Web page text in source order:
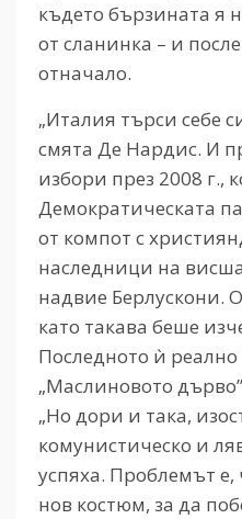
където бързината я
от сланинка – и
отначало.
„Италия търси себе
смята Де Нардис. И
избори през 2008 г.,
Демократическата
от компот с
наследници на
надвие Берлускони.
като такава беше
Последното ѝ
„Маслиновото
„Но дори и така,
комунистическо и
успяха. Проблемът е,
нов костюм, за да